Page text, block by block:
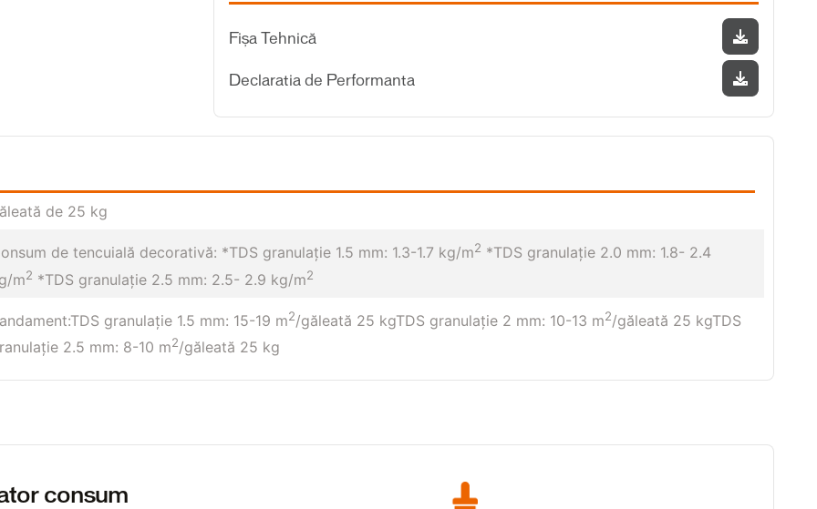
Fișa Tehnică
Declaratia de Performanta
de 25 kg
de tencuială decorativă: *TDS granulaţie 1.5 mm: 1.3-1.7 kg/m2 *TDS granulaţie 2.0 mm: 1.8- 2.4
m2 *TDS granulaţie 2.5 mm: 2.5- 2.9 kg/m2
granulație 1.5 mm: 15-19 m2/găleată 25 kgTDS granulație 2 mm: 10-13 m2/găleată 25 kgTDS
2.5 mm: 8-10 m2/găleată 25 kg
consum